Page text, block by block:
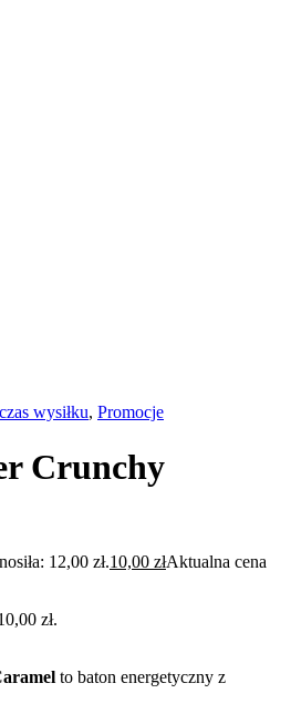
wysiłku, Promocje
Crunchy
12,00 zł.10,00 złAktualna cena
zł.
to baton energetyczny z